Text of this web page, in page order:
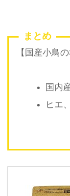
まとめ
【国産小鳥
国内
ヒエ